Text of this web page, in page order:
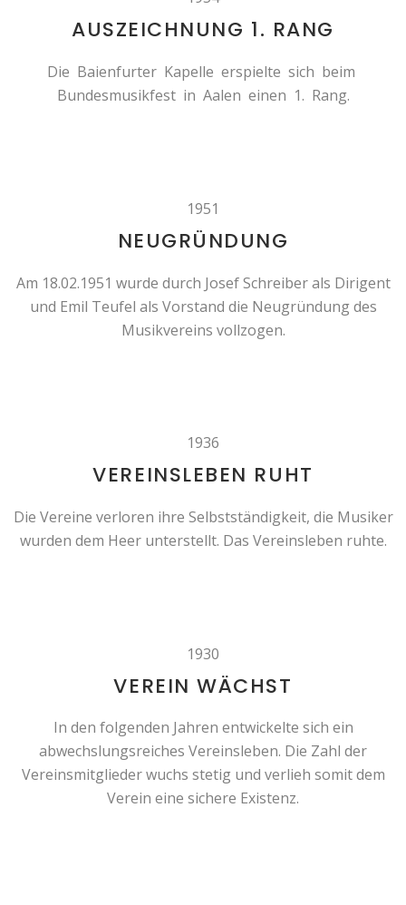
AUSZEICHNUNG 1. RANG
Die Baienfurter Kapelle erspielte sich beim
Bundesmusikfest in Aalen einen 1. Rang.
1951
NEUGRÜNDUNG
Am 18.02.1951 wurde durch Josef Schreiber als Dirigent
und Emil Teufel als Vorstand die Neugründung des
Musikvereins vollzogen.
1936
VEREINSLEBEN RUHT
Die Vereine verloren ihre Selbstständigkeit, die Musiker
wurden dem Heer unterstellt. Das Vereinsleben ruhte.
1930
VEREIN WÄCHST
In den folgenden Jahren entwickelte sich ein
abwechslungsreiches Vereinsleben. Die Zahl der
Vereinsmitglieder wuchs stetig und verlieh somit dem
Verein eine sichere Existenz.